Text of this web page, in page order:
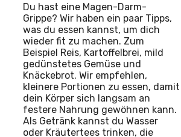
Du hast eine Magen-Darm-
Grippe? Wir haben ein paar Tipps,
was du essen kannst, um dich
wieder fit zu machen. Zum
Beispiel Reis, Kartoffelbrei, mild
gedünstetes Gemüse und
Knäckebrot. Wir empfehlen,
kleinere Portionen zu essen, damit
dein Körper sich langsam an
festere Nahrung gewöhnen kann.
Als Getränk kannst du Wasser
oder Kräutertees trinken, die